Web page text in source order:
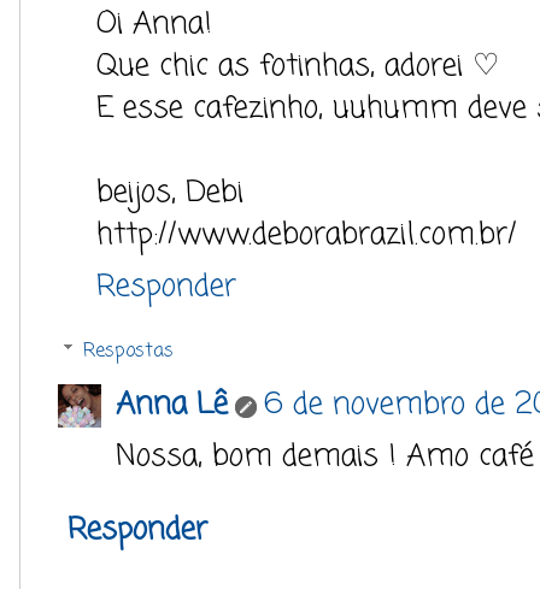
Oi Anna!
Que chic as fotinhas, adorei ♡
E esse cafezinho, uuhumm
beijos, Debi
http://www.deborabrazil.com.br/
Responder
Respostas
Anna Lê
6 de novembro de
Nossa, bom demais ! Amo
Responder